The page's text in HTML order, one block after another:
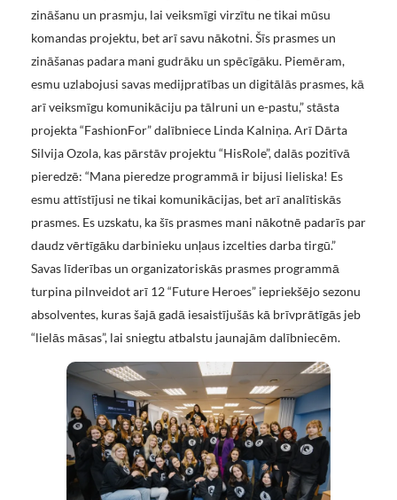
zināšanu un prasmju, lai veiksmīgi virzītu ne tikai mūsu
komandas projektu, bet arī savu nākotni. Šīs prasmes un
zināšanas padara mani gudrāku un spēcīgāku. Piemēram,
esmu uzlabojusi savas medijpratības un digitālās prasmes, kā
arī veiksmīgu komunikāciju pa tālruni un e-pastu,” stāsta
projekta “FashionFor” dalībniece Linda Kalniņa. Arī Dārta
Silvija Ozola, kas pārstāv projektu “HisRole”, dalās pozitīvā
pieredzē: “Mana pieredze programmā ir bijusi lieliska! Es
esmu attīstījusi ne tikai komunikācijas, bet arī analītiskās
prasmes. Es uzskatu, ka šīs prasmes mani nākotnē padarīs par
daudz vērtīgāku darbinieku unļaus izcelties darba tirgū.”
Savas līderības un organizatoriskās prasmes programmā
turpina pilnveidot arī 12 “Future Heroes” iepriekšējo sezonu
absolventes, kuras šajā gadā iesaistījušās kā brīvprātīgās jeb
“lielās māsas”, lai sniegtu atbalstu jaunajām dalībniecēm.